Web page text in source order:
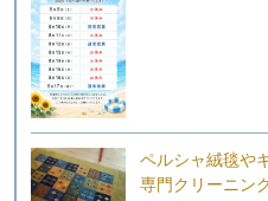
ペルシャ絨毯や
専門クリーニン